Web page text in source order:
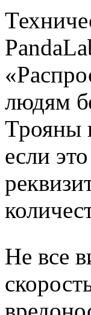
людям
Трояны
если
Не все